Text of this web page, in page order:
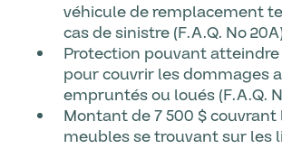
véhicule de remplacement
cas de sinistre (F.A.Q. No
Protection pouvant
pour couvrir les dommages
empruntés ou loués (F.A.Q.
Montant de 7 500 $ couvrant
meubles se trouvant sur les